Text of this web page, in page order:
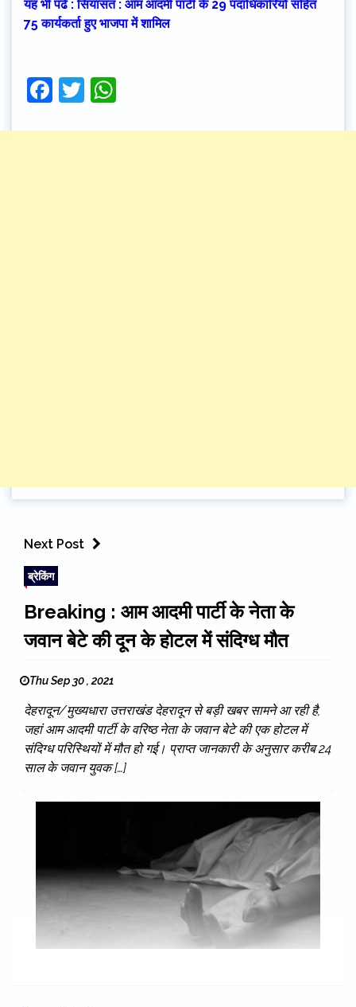
यह भी पढें : सियासत : आम आदमी पार्टी के 29 पदाधिकारियों सहित
75 कार्यकर्ता हुए भाजपा में शामिल
Facebook
Twitter
Next Post
ब्रेकिंग
Breaking : आम आदमी पार्टी के नेता के
जवान बेटे की दून के होटल में संदिग्ध मौत
Thu Sep 30 , 2021
देहरादून/मुख्यधारा उत्तराखंड देहरादून से बड़ी खबर सामने आ रही है,
जहां आम आदमी पार्टी के वरिष्ठ नेता के जवान बेटे की एक होटल में
संदिग्ध परिस्थियों में मौत हो गई। प्राप्त जानकारी के अनुसार करीब 24
साल के जवान युवक […]